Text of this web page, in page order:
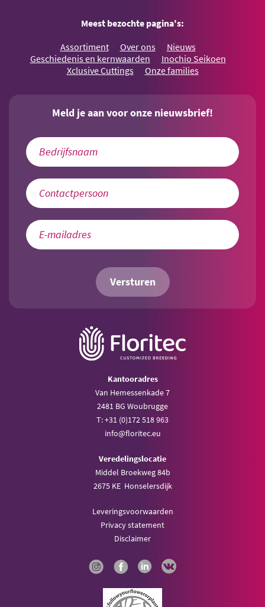
Meest bezochte pagina's:
Assortiment Over ons
Nieuws
Geschiedenis en kernwaarden
Inochio Seikoen
Xclusive Cuttings
Onze families
Meld je aan voor onze nieuwsbrief!
Versturen
Kantooradres
Van Hemessenkade 7
2481 BG Woubrugge
T: +31 (0)172 518 963
info@floritec.eu
Veredelingslocatie
Middel Broekweg 84b
2675 KE Honselersdijk
Leveringsvoorwaarden
Privacy statement
Disclaimer